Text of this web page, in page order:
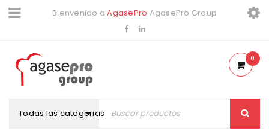
Bienvenido aAgasePro AgasePro Group
Todas las categorias
0